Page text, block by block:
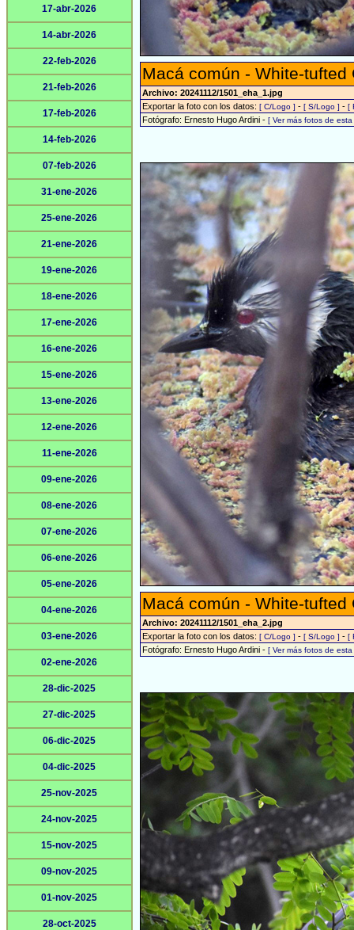
17-abr-2026
14-abr-2026
22-feb-2026
21-feb-2026
17-feb-2026
14-feb-2026
07-feb-2026
31-ene-2026
25-ene-2026
21-ene-2026
19-ene-2026
18-ene-2026
17-ene-2026
16-ene-2026
15-ene-2026
13-ene-2026
12-ene-2026
11-ene-2026
09-ene-2026
08-ene-2026
07-ene-2026
06-ene-2026
05-ene-2026
04-ene-2026
03-ene-2026
02-ene-2026
28-dic-2025
27-dic-2025
06-dic-2025
04-dic-2025
25-nov-2025
24-nov-2025
15-nov-2025
09-nov-2025
01-nov-2025
28-oct-2025
Macá común - White-
Archivo: 20241112/1501_eha_1.jpg
Exportar la foto con los datos: [ C/Logo ] - [ S/Logo ] - [
Fotógrafo: Ernesto Hugo Ardini - [ Ver más fotos de
Macá común - White-
Archivo: 20241112/1501_eha_2.jpg
Exportar la foto con los datos: [ C/Logo ] - [ S/Logo ] - [
Fotógrafo: Ernesto Hugo Ardini - [ Ver más fotos de